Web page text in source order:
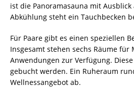
ist die Panoramasauna mit
Abkühlung steht ein Tauchbecken
Für Paare gibt es einen speziellen
Insgesamt stehen sechs Räume für
Anwendungen zur Verfügung.
gebucht werden. Ein Ruheraum
Wellnessangebot ab.